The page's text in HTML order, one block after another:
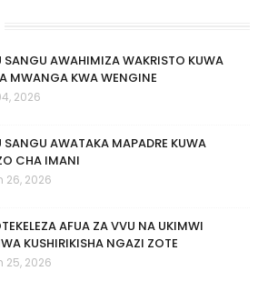
SANGU AWAHIMIZA WAKRISTO KUWA
MWANGA KWA WENGINE
2026
SANGU AWATAKA MAPADRE KUWA
CHA IMANI
26, 2026
AFUA ZA VVU NA UKIMWI
KUSHIRIKISHA NGAZI ZOTE
25, 2026